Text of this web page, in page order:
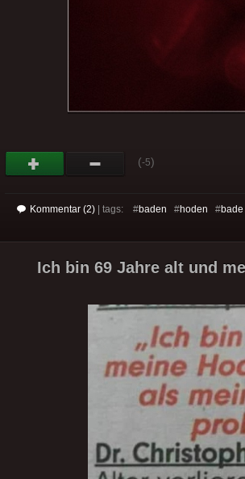
(-5)
Kommentar (2) | tags: #baden #hoden #bade
Ich bin 69 Jahre alt und